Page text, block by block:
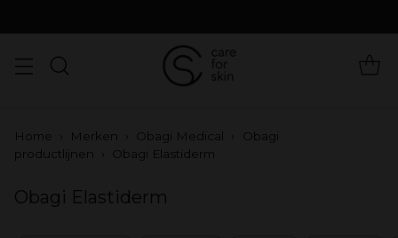
Home Merken Obagi Medical
Obagi
productlijnen
Obagi Elastiderm
Obagi Elastiderm